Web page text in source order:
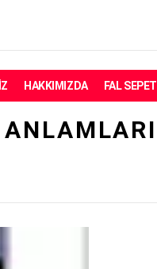
HAKKIMIZDA FAL SEPETI